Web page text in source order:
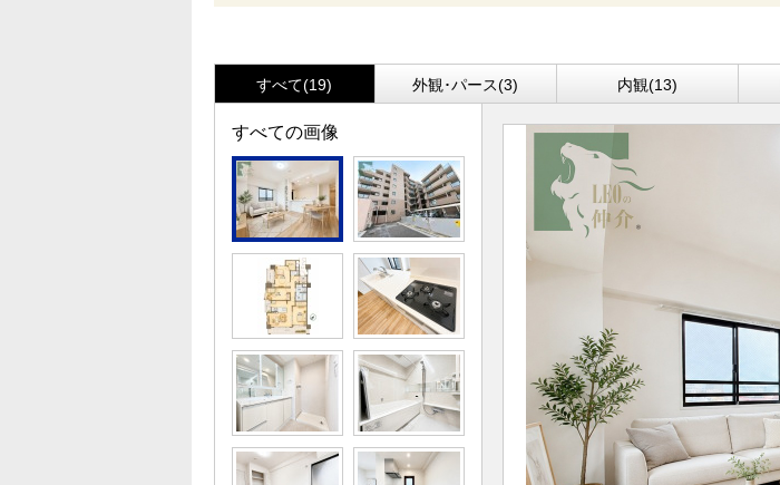
すべて(19) 外観･パース(3) 内観(13)
すべての画像